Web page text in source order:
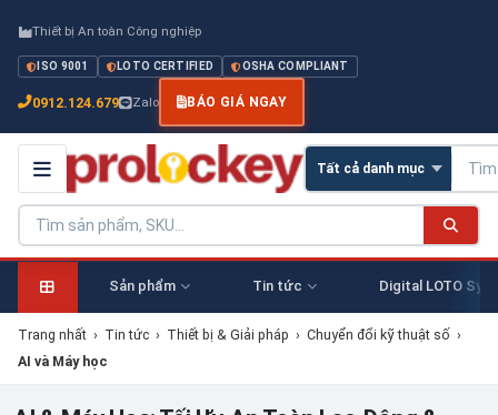
Thiết bị An toàn Công nghiệp
ISO 9001 LOTO CERTIFIED OSHA COMPLIANT
0912.124.679 Zalo BÁO GIÁ NGAY
Sản phẩm Tin tức Digital LOTO
Trang nhất › Tin tức › Thiết bị & Giải pháp › Chuyển đổi kỹ thuật số ›
AI và Máy học